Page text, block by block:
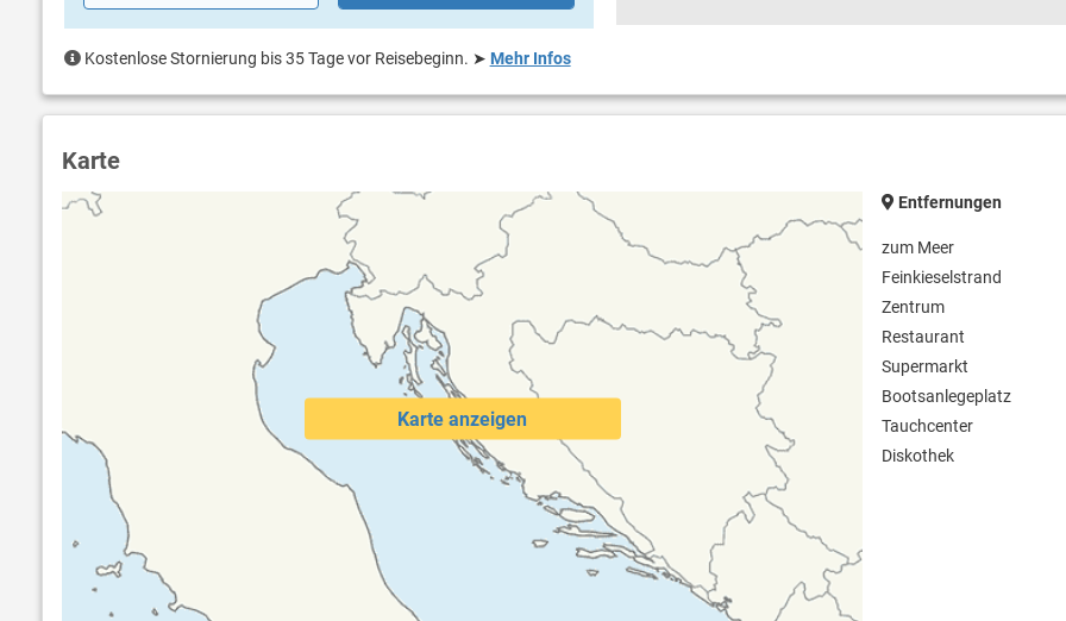
Kostenlose Stornierung bis 35 Tage vor Reisebeginn. ➤ Mehr Infos
Karte
Karte anzeigen
Entfernungen
zum Meer
Feinkieselstrand
Zentrum
Restaurant
Supermarkt
Bootsanlegeplatz
Tauchcenter
Diskothek